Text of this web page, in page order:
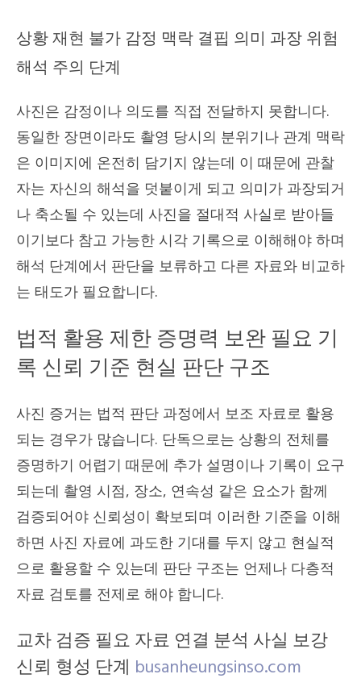
상황 재현 불가 감정 맥락 결핍 의미 과장 위험
해석 주의 단계
사진은 감정이나 의도를 직접 전달하지 못합니다.
동일한 장면이라도 촬영 당시의 분위기나 관계 맥락
은 이미지에 온전히 담기지 않는데 이 때문에 관찰
자는 자신의 해석을 덧붙이게 되고 의미가 과장되거
나 축소될 수 있는데 사진을 절대적 사실로 받아들
이기보다 참고 가능한 시각 기록으로 이해해야 하며
해석 단계에서 판단을 보류하고 다른 자료와 비교하
는 태도가 필요합니다.
법적 활용 제한 증명력 보완 필요 기
록 신뢰 기준 현실 판단 구조
사진 증거는 법적 판단 과정에서 보조 자료로 활용
되는 경우가 많습니다. 단독으로는 상황의 전체를
증명하기 어렵기 때문에 추가 설명이나 기록이 요구
되는데 촬영 시점, 장소, 연속성 같은 요소가 함께
검증되어야 신뢰성이 확보되며 이러한 기준을 이해
하면 사진 자료에 과도한 기대를 두지 않고 현실적
으로 활용할 수 있는데 판단 구조는 언제나 다층적
자료 검토를 전제로 해야 합니다.
교차 검증 필요 자료 연결 분석 사실 보강
신뢰 형성 단계 busanheungsinso.com